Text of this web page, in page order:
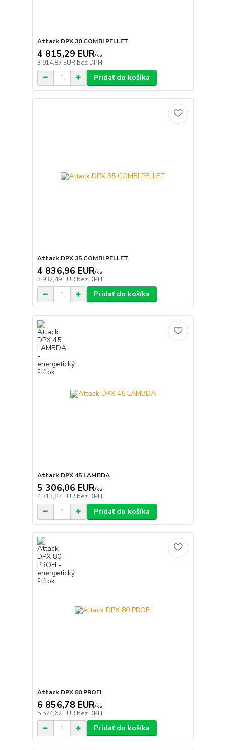
Attack DPX 30 COMBI PELLET
4 815,29 EUR/ks
3 914,87 EUR bez DPH
Pridať do košíka
Attack DPX 35 COMBI PELLET
4 836,96 EUR/ks
3 932,49 EUR bez DPH
Pridať do košíka
Attack DPX 45 LAMBDA
5 306,06 EUR/ks
4 313,87 EUR bez DPH
Pridať do košíka
Attack DPX 80 PROFI
6 856,78 EUR/ks
5 574,62 EUR bez DPH
Pridať do košíka